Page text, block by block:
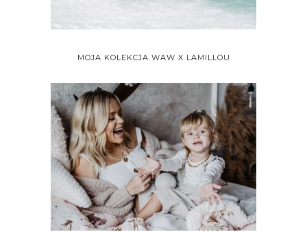
MOJA KOLEKCJA WAW X LAMILLOU